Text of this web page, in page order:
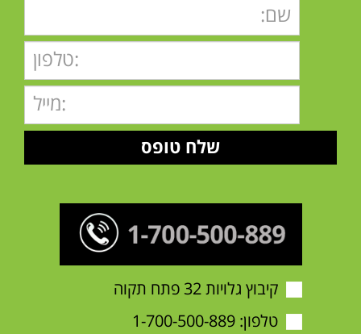
קיבוץ גלויות 32 פתח תקוה
טלפון:1-700-500-889